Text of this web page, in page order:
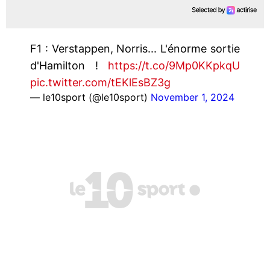
F1 : Verstappen, Norris... L'énorme sortie
d'Hamilton ! https://t.co/9Mp0KKpkqU
pic.twitter.com/tEKlEsBZ3g
— le10sport (@le10sport) November 1, 2024